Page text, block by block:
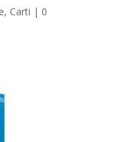
, Carti | 0